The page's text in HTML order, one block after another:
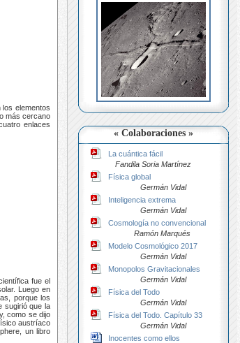
« Colaboraciones »
La cuántica fácil
Fandila Soria Martínez
Física global
Germán Vidal
Inteligencia extrema
Germán Vidal
Cosmología no convencional
Ramón Marqués
Modelo Cosmológico 2017
Germán Vidal
Monopolos Gravitacionales
Germán Vidal
Física del Todo
Germán Vidal
Física del Todo. Capítulo 33
Germán Vidal
Inocentes como ellos
elementos
más cercano
enlaces
fue el
Luego en
porque los
sugirió que la
como se dijo
austríaco
un libro